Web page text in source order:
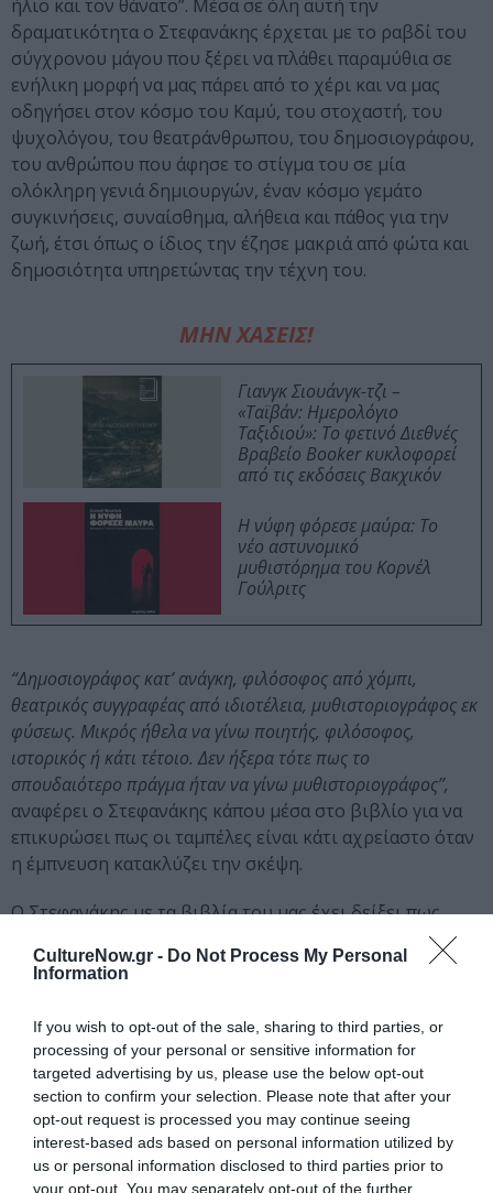
CultureNow.gr - Do Not Process My Personal
Information
If you wish to opt-out of the sale, sharing to third parties, or
processing of your personal or sensitive information for
targeted advertising by us, please use the below opt-out
section to confirm your selection. Please note that after your
opt-out request is processed you may continue seeing
interest-based ads based on personal information utilized by
us or personal information disclosed to third parties prior to
your opt-out. You may separately opt-out of the further
ήλιο και τον θάνατο”. Μέσα σε όλη αυτή την
δραματικότητα ο Στεφανάκης έρχεται με το ραβδί του
σύγχρονου μάγου που ξέρει να πλάθει παραμύθια σε
ενήλικη μορφή να μας πάρει από το χέρι και να μας
οδηγήσει στον κόσμο του Καμύ, του στοχαστή, του
ψυχολόγου, του θεατράνθρωπου, του δημοσιογράφου,
του ανθρώπου που άφησε το στίγμα του σε μία
ολόκληρη γενιά δημιουργών, έναν κόσμο γεμάτο
συγκινήσεις, συναίσθημα, αλήθεια και πάθος για την
ζωή, έτσι όπως ο ίδιος την έζησε μακριά από φώτα και
δημοσιότητα υπηρετώντας την τέχνη του.
ΜΗΝ ΧΑΣΕΙΣ!
Γιανγκ Σιουάνγκ-τζι –
«Ταϊβάν: Ημερολόγιο
Ταξιδιού»: Το φετινό Διεθνές
Βραβείο Booker κυκλοφορεί
από τις εκδόσεις Βακχικόν
Η νύφη φόρεσε μαύρα: Το
νέο αστυνομικό
μυθιστόρημα του Κορνέλ
Γούλριτς
“Δημοσιογράφος κατ’ ανάγκη, φιλόσοφος από χόμπι,
θεατρικός συγγραφέας από ιδιοτέλεια, μυθιστοριογράφος εκ
φύσεως. Μικρός ήθελα να γίνω ποιητής, φιλόσοφος,
ιστορικός ή κάτι τέτοιο. Δεν ήξερα τότε πως το
σπουδαιότερο πράγμα ήταν να γίνω μυθιστοριογράφος”,
αναφέρει ο Στεφανάκης κάπου μέσα στο βιβλίο για να
επικυρώσει πως οι ταμπέλες είναι κάτι αχρείαστο όταν
η έμπνευση κατακλύζει την σκέψη.
Ο Στεφανάκης με τα βιβλία του μας έχει δείξει πως
κινείται με βήματα σταθερά και συνεχή προς μία γραφή
που αγγίζει πρώτα από όλα τους αναγνώστες και μέσα
τον διαχρονικό κόσμο συγγραφέων-στοχαστών όπως
είναι ο Αλμπέρ Καμύ, αφήνοντας στην άκρη την
προχειρότητα και προβάλλοντας μία ανωτερότητα και
μία συνέπεια σπάνια των καιρών μας. Εξάλλου όπως και
ο ίδιος χαρακτηριστικά σημειώνει: “Το έργο ενός
συγγραφέα που σέβεται τον εαυτό του πρέπει να δίνει
στο σύνολό του την εντύπωση ενός και μοναδικού